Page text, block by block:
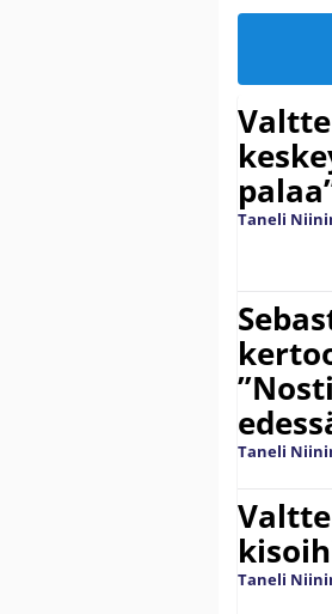
Taneli
Taneli
Taneli